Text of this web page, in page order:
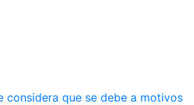
que se debe a motivos